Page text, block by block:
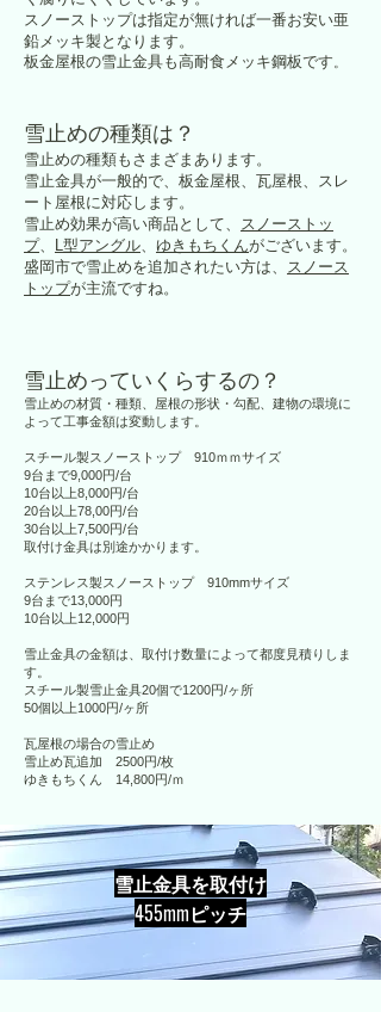
スノーストップは指定が無ければ一番お安い亜
鉛メッキ製となります。
板金屋根の雪止金具も高耐食メッキ鋼板です
雪止めの種類は？
雪止めの種類もさまざまあります。
雪止金具が一般的で、板金屋根、瓦屋根、スレ
ート屋根に対応します。
雪止め効果が高い商品として、
スノーストッ
プ、 L型アングル ゆきもちくんがございます。
盛岡市で雪止めを追加されたい方は、
スノース
トップが主流ですね。
雪止めっていくらするの？
雪止めの材質・種類、屋根の形状・勾配、建物の環境に
よって工事金額は変動します。
スチール製スノーストップ 910ｍｍサイズ
9台まで9,000円/台
10台以上8,000円/台
20台以上78,00円/台
30台以上7,500円/台
取付け金具は別途かかります。
ステンレス製スノーストップ 910mmサイズ
9台まで13,000円
10台以上12,000円
雪止金具の金額は、取付け数量によって都度見積りしま
す。
スチール製雪止金具20個で1200円/ヶ所
50個以上1000円/ヶ所
瓦屋根の場合の雪止め
雪止め瓦追加 2500円/枚
​ゆきもちくん 14,800円/ｍ
雪止金具を取付け
​455mmピッチ